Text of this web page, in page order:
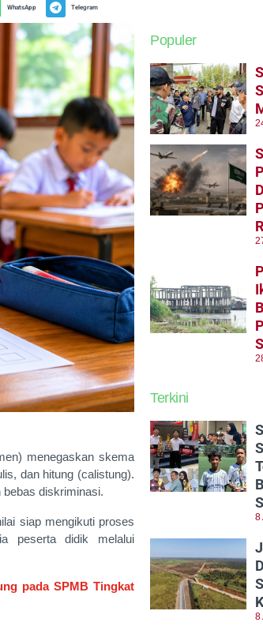
WhatsApp Telegram
menegaskan skema
dan hitung (calistung).
bebas diskriminasi.
siap mengikuti proses
peserta didik melalui
pada SPMB Tingkat
Populer
Terkini
8
8